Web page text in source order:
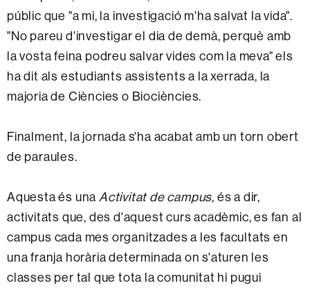
públic que "a mi, la investigació m'ha salvat la vida".
"No pareu d'investigar el dia de demà, perquè amb
la vosta feina podreu salvar vides com la meva" els
ha dit als estudiants assistents a la xerrada, la
majoria de Ciències o Biociències.
Finalment, la jornada s'ha acabat amb un torn obert
de paraules.
Aquesta és una Activitat de campus, és a dir,
activitats que, des d'aquest curs acadèmic, es fan al
campus cada mes organitzades a les facultats en
una franja horària determinada on s'aturen les
classes per tal que tota la comunitat hi pugui